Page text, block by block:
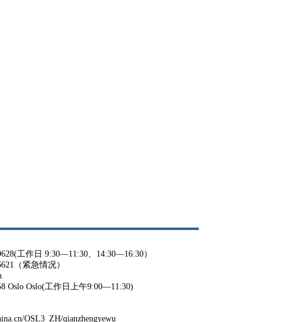
工作日 9:30—11:30、14:30—16:30）
（紧急情况）
Oslo Oslo(工作日上午9:00—11:30)
OSL3_ZH/qianzhengyewu